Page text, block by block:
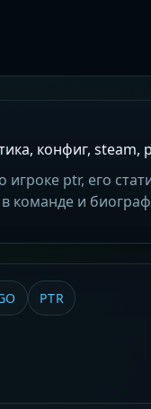
конфиг, steam,
ptr, его
команде и
PTR